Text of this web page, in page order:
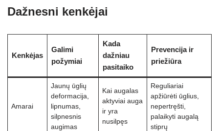
Dažnesni kenkėjai
Kenkėjas
Galimi
požymiai
Kada
dažniau
pasitaiko
Prevencija ir
priežiūra
Amarai
Jaunų ūglių
deformacija,
lipnumas,
silpnesnis
augimas
Kai augalas
aktyviai auga
ir yra
nusilpęs
Reguliariai
apžiūrėti ūglius,
nepertręšti,
palaikyti augalą
stiprų